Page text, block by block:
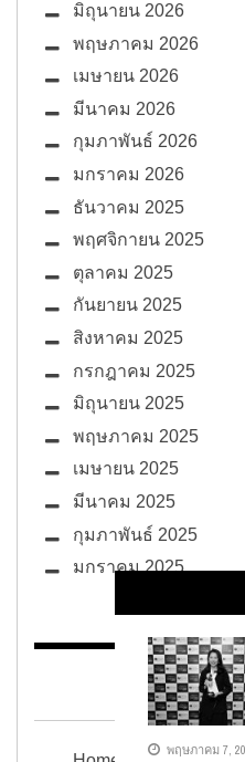
พฤษภาคม 7,
มิถุนายน 2026
พฤษภาคม 2026
เมษายน 2026
มีนาคม 2026
กุมภาพันธ์ 2026
มกราคม 2026
ธันวาคม 2025
พฤศจิกายน 2025
ตุลาคม 2025
กันยายน 2025
สิงหาคม 2025
กรกฎาคม 2025
มิถุนายน 2025
พฤษภาคม 2025
เมษายน 2025
มีนาคม 2025
กุมภาพันธ์ 2025
มกราคม 2025
BUG